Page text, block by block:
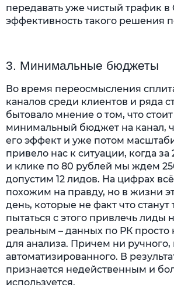
передавать уже чистый трафик в
эффективность такого решения
3. Минимальные бюджеты
Во время переосмысления
каналов среди клиентов и ряда
бытовало мнение о том, что
минимальный бюджет на канал,
его эффект и уже потом
привело нас к ситуации, когда
и клике по 80 рублей мы ждем
допустим 12 лидов. На цифрах
похожим на правду, но в жизни
день, которые не факт что
пытаться с этого привлечь лиды
реальным – данных по РК просто
для анализа. Причем ни
автоматизированного. В
признается недейственным и
используется.